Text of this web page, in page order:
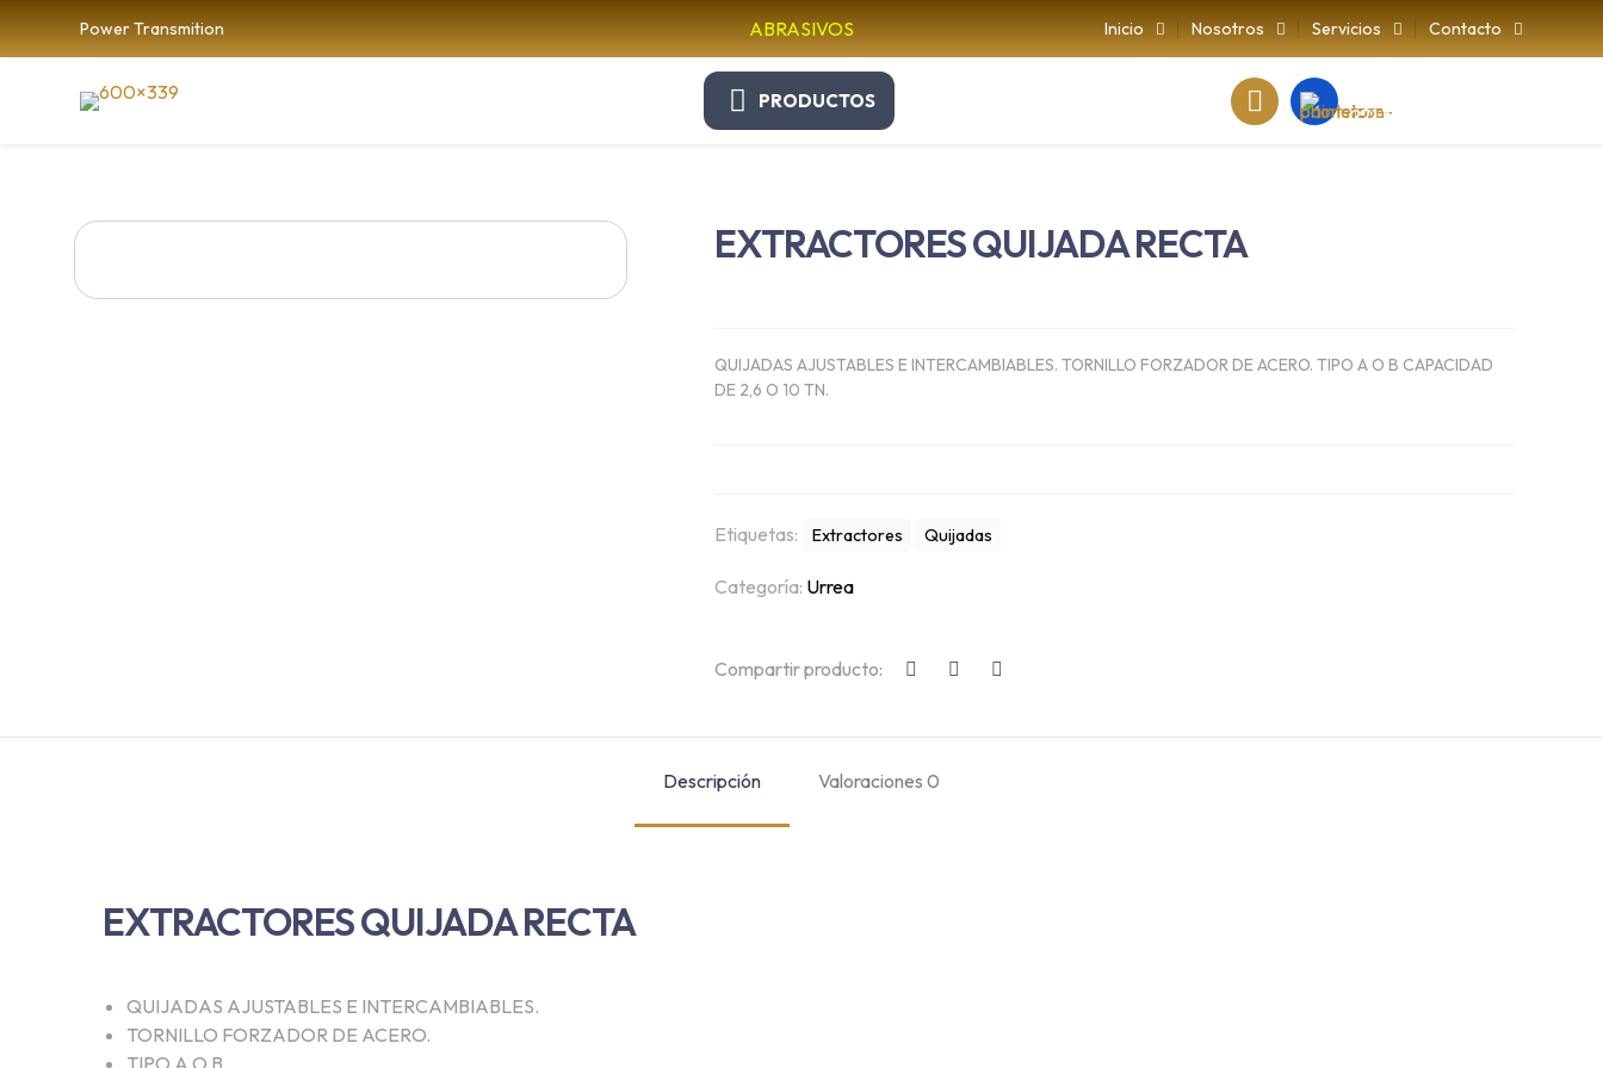
Power Transmition ABRASIVOS Inicio Nosotros Servicios Contacto
PRODUCTOS
271 386 4678
EXTRACTORES QUIJADA RECTA
QUIJADAS AJUSTABLES E INTERCAMBIABLES. TORNILLO FORZADOR DE ACERO. TIPO A O B CAPACIDAD
DE 2,6 O 10 TN.
Etiquetas: Extractores Quijadas
Categoría: Urrea
Compartir producto:
Descripción Valoraciones 0
EXTRACTORES QUIJADA RECTA
QUIJADAS AJUSTABLES E INTERCAMBIABLES.
TORNILLO FORZADOR DE ACERO.
TIPO A O B
Calle 5 entre Av. 19 y 21, Num. 1908. Col. Alameda, 94580 Córdoba, Veracruz, México.